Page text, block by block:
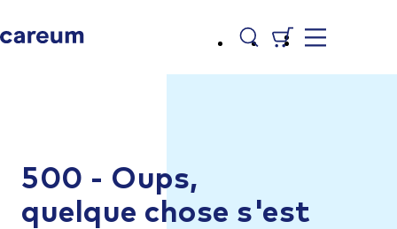
500 - Oups,
quelque chose s'est